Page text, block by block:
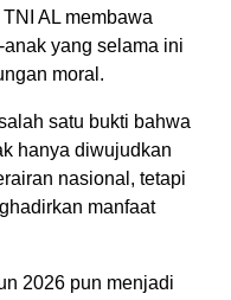
AL membawa
yang selama ini
moral.
satu bukti bahwa
hanya diwujudkan
nasional, tetapi
manfaat
2026 pun menjadi